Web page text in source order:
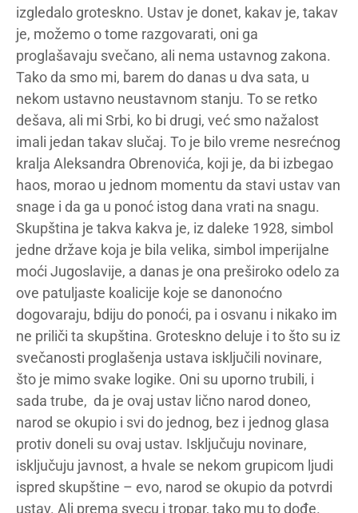
izgledalo groteskno. Ustav je donet, kakav je, takav
je, možemo o tome razgovarati, oni ga
proglašavaju svečano, ali nema ustavnog zakona.
Tako da smo mi, barem do danas u dva sata, u
nekom ustavno neustavnom stanju. To se retko
dešava, ali mi Srbi, ko bi drugi, već smo nažalost
imali jedan takav slučaj. To je bilo vreme nesrećnog
kralja Aleksandra Obrenovića, koji je, da bi izbegao
haos, morao u jednom momentu da stavi ustav van
snage i da ga u ponoć istog dana vrati na snagu.
Skupština je takva kakva je, iz daleke 1928, simbol
jedne države koja je bila velika, simbol imperijalne
moći Jugoslavije, a danas je ona preširoko odelo za
ove patuljaste koalicije koje se danonoćno
dogovaraju, bdiju do ponoći, pa i osvanu i nikako im
ne priliči ta skupština. Groteskno deluje i to što su iz
svečanosti proglašenja ustava isključili novinare,
što je mimo svake logike. Oni su uporno trubili, i
sada trube, da je ovaj ustav lično narod doneo,
narod se okupio i svi do jednog, bez i jednog glasa
protiv doneli su ovaj ustav. Isključuju novinare,
isključuju javnost, a hvale se nekom grupicom ljudi
ispred skupštine – evo, narod se okupio da potvrdi
ustav. Ali prema svecu i tropar, tako mu to dođe.